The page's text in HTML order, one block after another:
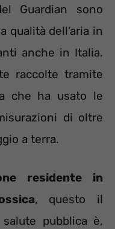
Guardian sono
qualità dell’aria in
anche in Italia.
raccolte tramite
che ha usato le
di oltre
a terra.
residente in
, questo il
pubblica è,